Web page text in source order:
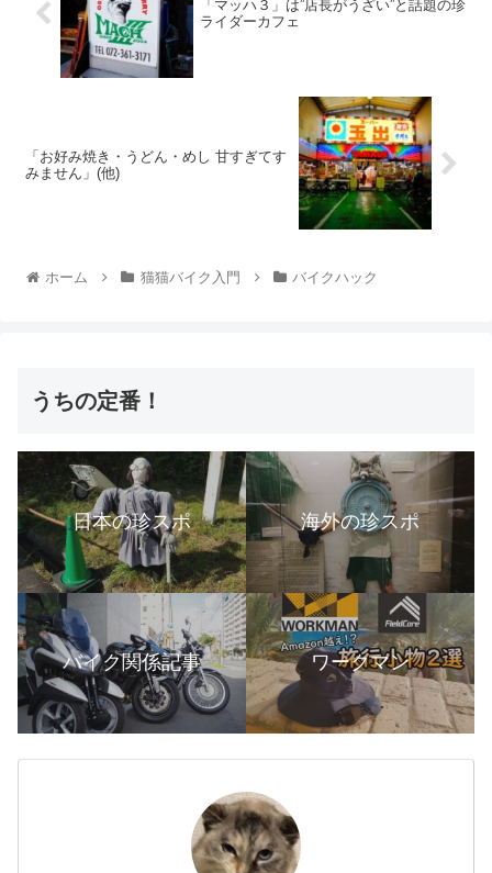
「マッハ３」は”店長がうざい”と話題の珍
ライダーカフェ
「お好み焼き・うどん・めし 甘すぎてす
みません」(他)
ホーム 猫猫バイク入門 バイクハック
うちの定番！
日本の珍スポ 海外の珍スポ
バイク関係記事 ワークマン